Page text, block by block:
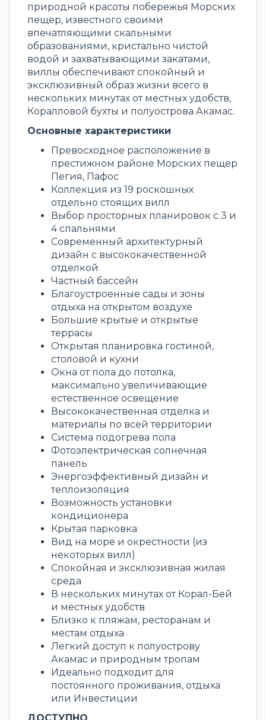
природной красоты побережья Морских
пещер, известного своими
впечатляющими скальными
образованиями, кристально чистой
водой и захватывающими закатами,
виллы обеспечивают спокойный и
эксклюзивный образ жизни всего в
нескольких минутах от местных удобств,
Коралловой бухты и полуострова Акамас.
Основные характеристики
Превосходное расположение в
престижном районе Морских пещер
Пегия, Пафос
Коллекция из 19 роскошных
отдельно стоящих вилл
Выбор просторных планировок с 3 и
4 спальнями
Современный архитектурный
дизайн с высококачественной
отделкой
Частный бассейн
Благоустроенные сады и зоны
отдыха на открытом воздухе
Большие крытые и открытые
террасы
Открытая планировка гостиной,
столовой и кухни
Окна от пола до потолка,
максимально увеличивающие
естественное освещение
Высококачественная отделка и
материалы по всей территории
Система подогрева пола
Фотоэлектрическая солнечная
панель
Энергоэффективный дизайн и
теплоизоляция
Возможность установки
кондиционера
Крытая парковка
Вид на море и окрестности (из
некоторых вилл)
Спокойная и эксклюзивная жилая
среда
В нескольких минутах от Корал-Бей
и местных удобств
Близко к пляжам, ресторанам и
местам отдыха
Легкий доступ к полуострову
Акамас и природным тропам
Идеально подходит для
постоянного проживания, отдыха
или Инвестиции